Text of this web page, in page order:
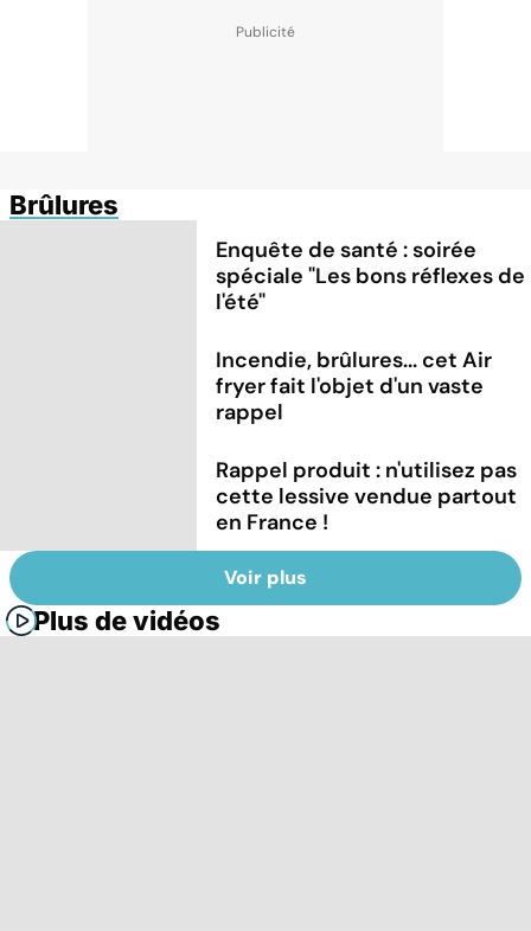
Brûlures
Enquête de santé : soirée
spéciale "Les bons réflexes de
l'été"
Incendie, brûlures... cet Air
fryer fait l'objet d'un vaste
rappel
Rappel produit : n'utilisez pas
cette lessive vendue partout
en France !
Voir plus
Plus de vidéos